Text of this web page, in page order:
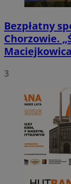
Bezpłatny
Chorzowie.
3